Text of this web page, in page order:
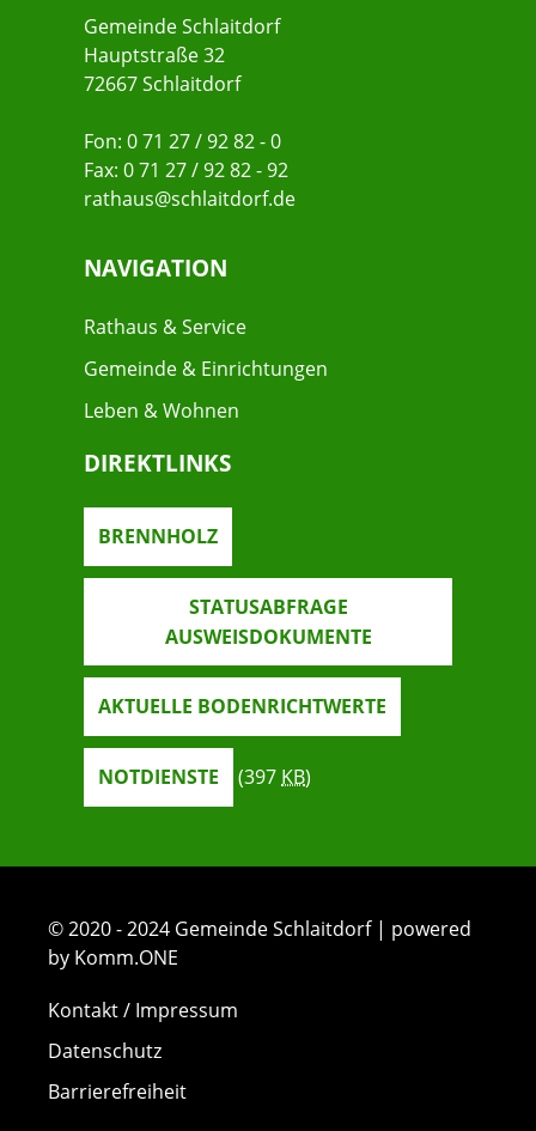
Gemeinde Schlaitdorf
Hauptstraße 32
72667 Schlaitdorf
Fon: 0 71 27 / 92 82 - 0
Fax: 0 71 27 / 92 82 - 92
rathaus@schlaitdorf.de
NAVIGATION
Rathaus & Service
Gemeinde & Einrichtungen
Leben & Wohnen
DIREKTLINKS
BRENNHOLZ
STATUSABFRAGE
AUSWEISDOKUMENTE
AKTUELLE BODENRICHTWERTE
NOTDIENSTE (397 KB)
© 2020 - 2024 Gemeinde Schlaitdorf | powered
by Komm.ONE
Kontakt / Impressum
Datenschutz
Barrierefreiheit